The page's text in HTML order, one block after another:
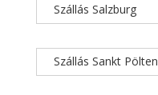
Szállás Salzburg
Szállás Sankt Pölten